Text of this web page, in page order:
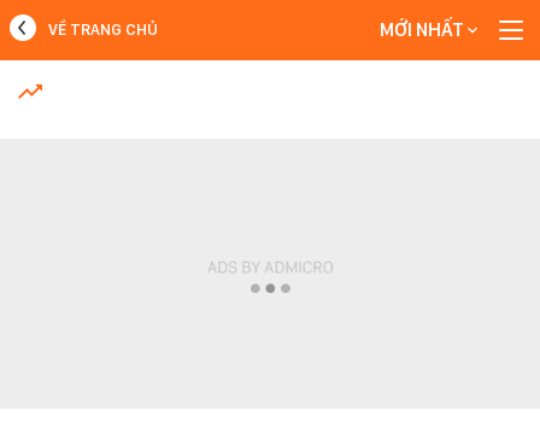
MỚI NHẤT
VỀ TRANG CHỦ MỚI NHẤT